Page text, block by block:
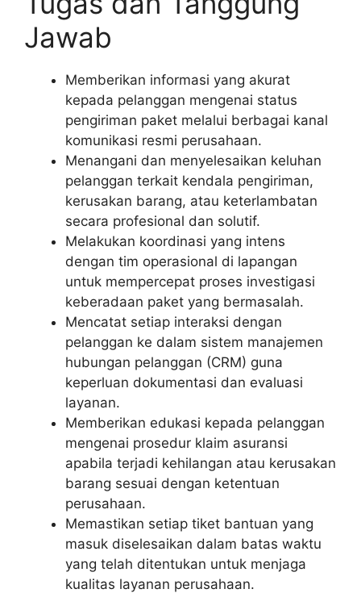
Jawab
Memberikan informasi yang akurat
kepada pelanggan mengenai status
pengiriman paket melalui berbagai kanal
komunikasi resmi perusahaan.
Menangani dan menyelesaikan keluhan
pelanggan terkait kendala pengiriman,
kerusakan barang, atau keterlambatan
secara profesional dan solutif.
Melakukan koordinasi yang intens
dengan tim operasional di lapangan
untuk mempercepat proses investigasi
keberadaan paket yang bermasalah.
Mencatat setiap interaksi dengan
pelanggan ke dalam sistem manajemen
hubungan pelanggan (CRM) guna
keperluan dokumentasi dan evaluasi
layanan.
Memberikan edukasi kepada pelanggan
mengenai prosedur klaim asuransi
apabila terjadi kehilangan atau kerusakan
barang sesuai dengan ketentuan
perusahaan.
Memastikan setiap tiket bantuan yang
masuk diselesaikan dalam batas waktu
yang telah ditentukan untuk menjaga
kualitas layanan perusahaan.